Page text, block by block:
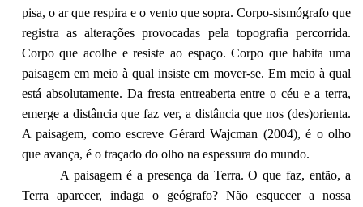
pisa, o ar que respira e o vento que sopra. Corpo-sismógrafo que
registra as alterações provocadas pela topografia percorrida.
Corpo que acolhe e resiste ao espaço. Corpo que habita uma
paisagem em meio à qual insiste em mover-se. Em meio à qual
está absolutamente. Da fresta entreaberta entre o céu e a terra,
emerge a distância que faz ver, a distância que nos (des)orienta.
A paisagem, como escreve Gérard Wajcman (2004), é o olho
que avança, é o traçado do olho na espessura do mundo.
A paisagem é a presença da Terra. O que faz, então, a
Terra aparecer, indaga o geógrafo? Não esquecer a nossa